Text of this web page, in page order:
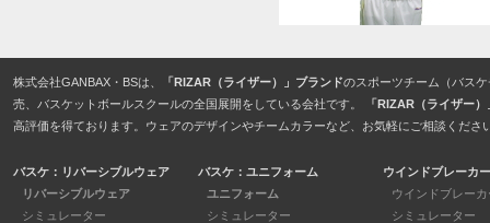
株式会社GANBAX・BSは、 「RIZAR（ライザー）」ブランドのスポーツチーム（バス
売、バスケットボールスクールの全国展開をしている会社です。
「RIZAR（ライザー
高評価を得ております。ウェアのデザインやチームカラーなど、お気軽にご相談くださ
バスケ：リバーシブルウェア
リバーシブルウェア
シミュレーター
バスケ：ユニフォーム
ユニフォーム
シミュレーター
ウインドブレーカー
ウインドブレー
シミュレーター